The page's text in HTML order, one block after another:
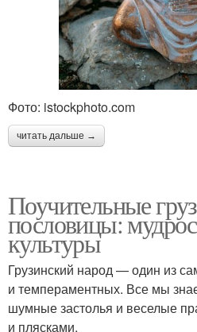
Фото: istockphoto.com
читать дальше →
Поучительные
пословицы:
культуры
Грузинский народ — один из
и темпераментных. Все мы
шумные застолья и веселые
и плясками.